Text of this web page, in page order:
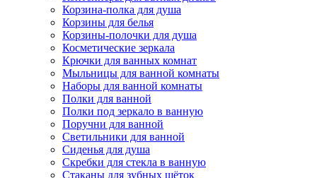
Корзина-полка для душа
Корзины для белья
Корзины-полочки для душа
Косметические зеркала
Крючки для ванных комнат
Мыльницы для ванной комнаты
Наборы для ванной комнаты
Полки для ванной
Полки под зеркало в ванную
Поручни для ванной
Светильники для ванной
Сиденья для душа
Скребки для стекла в ванную
Стаканы для зубных щёток